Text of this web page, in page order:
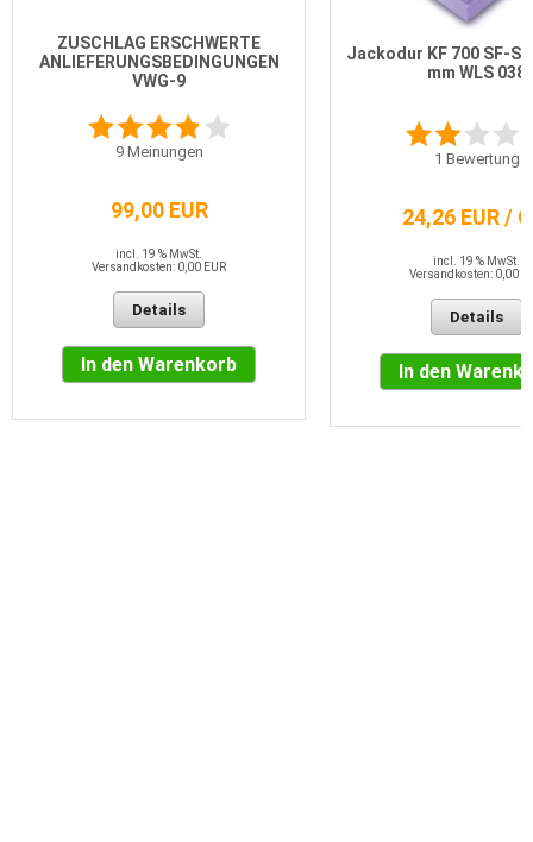
ZUSCHLAG ERSCHWERTE
ANLIEFERUNGSBEDINGUNGEN
VWG-9
9Meinungen
99,00 EUR
incl. 19 % MwSt.
Versandkosten: 0,00 EUR
Details
In den Warenkorb
Jackodur KF 700 SF-
mm WLS 038
1 Bewertung
24,26 EUR /
incl. 19 % MwSt.
Versandkosten: 0,00
Details
In den